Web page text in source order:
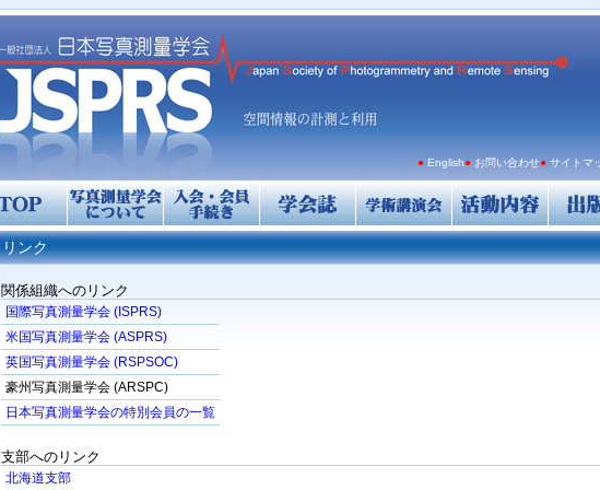
● English● お問い合わせ● サイトマ
リンク
関係組織へのリンク
国際写真測量学会 (ISPRS)
米国写真測量学会 (ASPRS)
英国写真測量学会 (RSPSOC)
豪州写真測量学会 (ARSPC)
日本写真測量学会の特別会員の一覧
支部へのリンク
北海道支部